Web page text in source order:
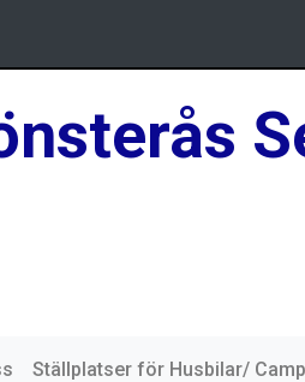
Ställplatser för Husbilar/